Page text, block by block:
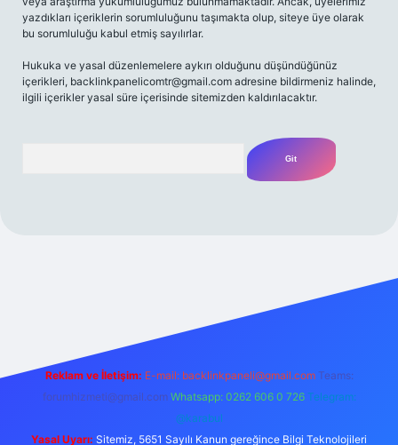
yazdıkları içeriklerin sorumluluğunu taşımakta olup, siteye üye olarak
bu sorumluluğu kabul etmiş sayılırlar.
Hukuka ve yasal düzenlemelere aykırı olduğunu düşündüğünüz
içerikleri, backlinkpanelicomtr@gmail.com adresine bildirmeniz halinde,
ilgili içerikler yasal süre içerisinde sitemizden kaldırılacaktır.
Reklam ve İletişim: E-mail: backlinkpaneli@gmail.com Teams:
forumhizmeti@gmail.com Whatsapp: 0262 606 0 726 Telegram:
@karabul
Yasal Uyarı: Sitemiz, 5651 Sayılı Kanun gereğince Bilgi Teknolojileri